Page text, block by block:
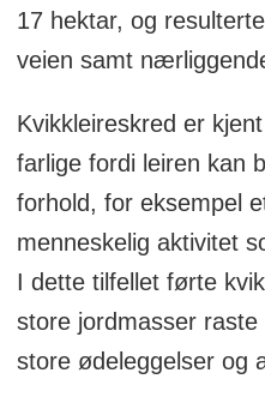
17 hektar, og
veien samt
Kvikkleireskred er
farlige fordi leiren kan
forhold, for eksempel
menneskelig aktivitet
I dette tilfellet førte
store jordmasser
store ødeleggelser og